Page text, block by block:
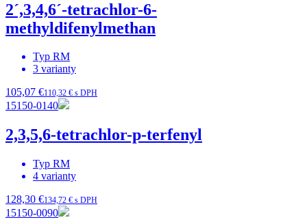
2´,3,4,6´-tetrachlor-6-
methyldifenylmethan
Typ RM
3 varianty
105,07 €110,32 € s DPH
15150-0140
2,3,5,6-tetrachlor-p-terfenyl
Typ RM
4 varianty
128,30 €134,72 € s DPH
15150-0090